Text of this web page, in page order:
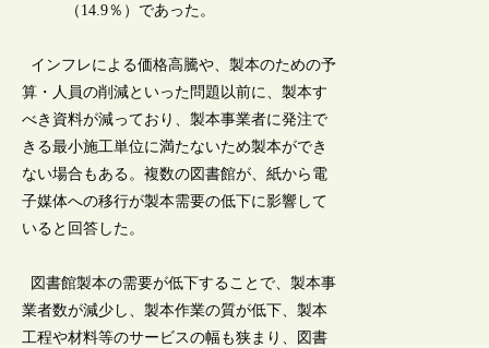
（14.9％）であった。
インフレによる価格高騰や、製本のための予
算・人員の削減といった問題以前に、製本す
べき資料が減っており、製本事業者に発注で
きる最小施工単位に満たないため製本ができ
ない場合もある。複数の図書館が、紙から電
子媒体への移行が製本需要の低下に影響して
いると回答した。
図書館製本の需要が低下することで、製本事
業者数が減少し、製本作業の質が低下、製本
工程や材料等のサービスの幅も狭まり、図書